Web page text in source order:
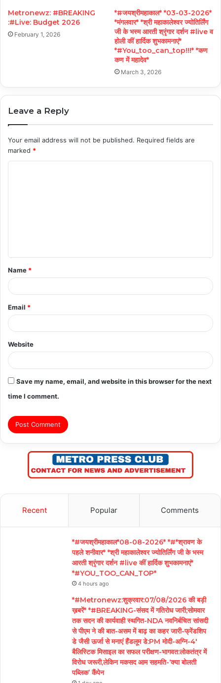
Metronewz: #BREAKING
:#Live: Budget 2026
February 1, 2026
*#जयश्रीमहाकाल* *03-03-2026*
*मंगलवार* *श्री महाकालेश्वर ज्योतिर्लिंग
जी के भस्म आरती श्रृंगार दर्शन #live व
होली कीं हार्दिक शुभकामनाएं*
*#You_too_can_top!!!* *कण
कण में महादेव*
March 3, 2026
Leave a Reply
Your email address will not be published. Required fields are
marked *
t
*
Name *
Email *
Website
Save my name, email, and website in this browser for the next
time I comment.
Recent Popular Comments
*#जयश्रीमहाकाल*08-08-2026* *#*श्रावण के
पहले शनीवार* *श्री महाकालेश्वर ज्योतिर्लिंग जी के भस्म
आरती श्रृंगार दर्शन #live कीं हार्दिक शुभकामनाएं*
*#YOU_TOO_CAN_TOP*
4 hours ago
*#Metronewz:शुक्रवार:07/08/2026 की बड़ी
ख़बरें* *#BREAKING-संसद में गतिरोध जारी;सोमवार
तक सदन की कार्यवाही स्थगित-NDA नवनिर्बचित सांसदी
से पीएम ने की बात-असम में बाढ़ का कहर जारी-फ्रेंडशिप
डे जैसी ऊर्जा से मनाएं हैंडलूम डे:PM मोदी-अग्नि-4′
बैलिस्टिक मिसाइल का सफल परीक्षण-भागवत:लोकतंत्र में
विरोध जरूरी,लेकिन मकसद आम सहमति-‘क्या बोलती
पब्लिक’ कैंपेन